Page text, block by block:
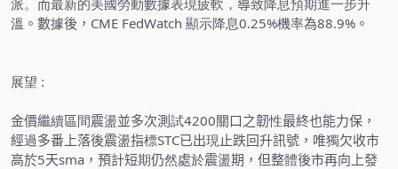
派。 而最新的美國勞動數據表現疲軟， 導致降息預期進一步升
溫 。數據後， CME FedWatch 顯示降息0.25%機率為88.9% 。
展望 :
金價繼續區間震盪並多次測試4200關口之韌性最終也能力保，
經過多番上落後震盪指標STC已出現止跌回升訊號，唯獨欠收市
高於5天sma ，預計短期仍然處於震盪期，但整體後市再向上發